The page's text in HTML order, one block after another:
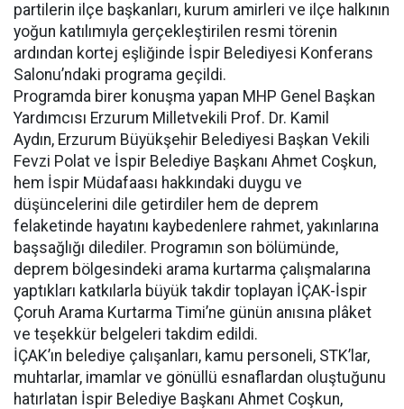
partilerin ilçe başkanları, kurum amirleri ve ilçe halkının
yoğun katılımıyla gerçekleştirilen resmi törenin
ardından kortej eşliğinde İspir Belediyesi Konferans
Salonu’ndaki programa geçildi.
Programda birer konuşma yapan MHP Genel Başkan
Yardımcısı Erzurum Milletvekili Prof. Dr. Kamil
Aydın, Erzurum Büyükşehir Belediyesi Başkan Vekili
Fevzi Polat ve İspir Belediye Başkanı Ahmet Coşkun,
hem İspir Müdafaası hakkındaki duygu ve
düşüncelerini dile getirdiler hem de deprem
felaketinde hayatını kaybedenlere rahmet, yakınlarına
başsağlığı dilediler. Programın son bölümünde,
deprem bölgesindeki arama kurtarma çalışmalarına
yaptıkları katkılarla büyük takdir toplayan İÇAK-İspir
Çoruh Arama Kurtarma Timi’ne günün anısına plâket
ve teşekkür belgeleri takdim edildi.
İÇAK’ın belediye çalışanları, kamu personeli, STK’lar,
muhtarlar, imamlar ve gönüllü esnaflardan oluştuğunu
hatırlatan İspir Belediye Başkanı Ahmet Coşkun,